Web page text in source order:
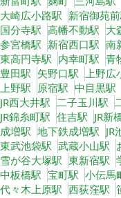
大崎広小路駅 新宿御苑
国分寺駅 高幡不動駅 大
参宮橋駅 新宿西口駅 南
東高円寺駅 内幸町駅 青
豊田駅 矢野口駅 上野広
上野駅 原宿駅 中目黒駅
JR西大井駅 二子玉川駅
JR錦糸町駅 住吉駅 JR新
成増駅 地下鉄成増駅 JR
東武池袋駅 武蔵小山駅
雪が谷大塚駅 東新宿駅
中板橋駅 宝町駅 小伝馬
代々木上原駅 西荻窪駅